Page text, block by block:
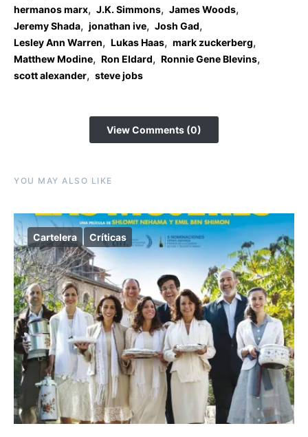
hermanos marx, J.K. Simmons, James Woods,
Jeremy Shada, jonathan ive, Josh Gad,
Lesley Ann Warren, Lukas Haas, mark zuckerberg,
Matthew Modine, Ron Eldard, Ronnie Gene Blevins,
scott alexander, steve jobs
View Comments (0)
YOU MAY ALSO LIKE
Cartelera Críticas